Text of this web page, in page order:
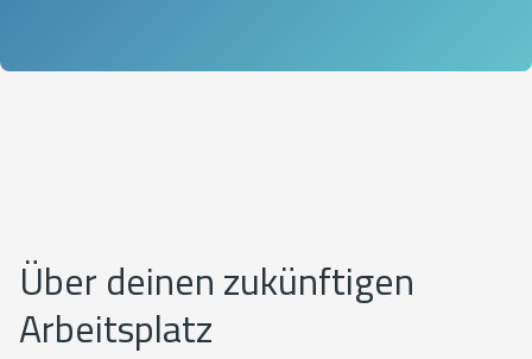
Über deinen zukünftigen
Arbeitsplatz